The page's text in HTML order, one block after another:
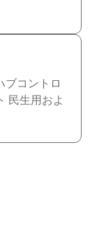
ブコントロ
民生用およ